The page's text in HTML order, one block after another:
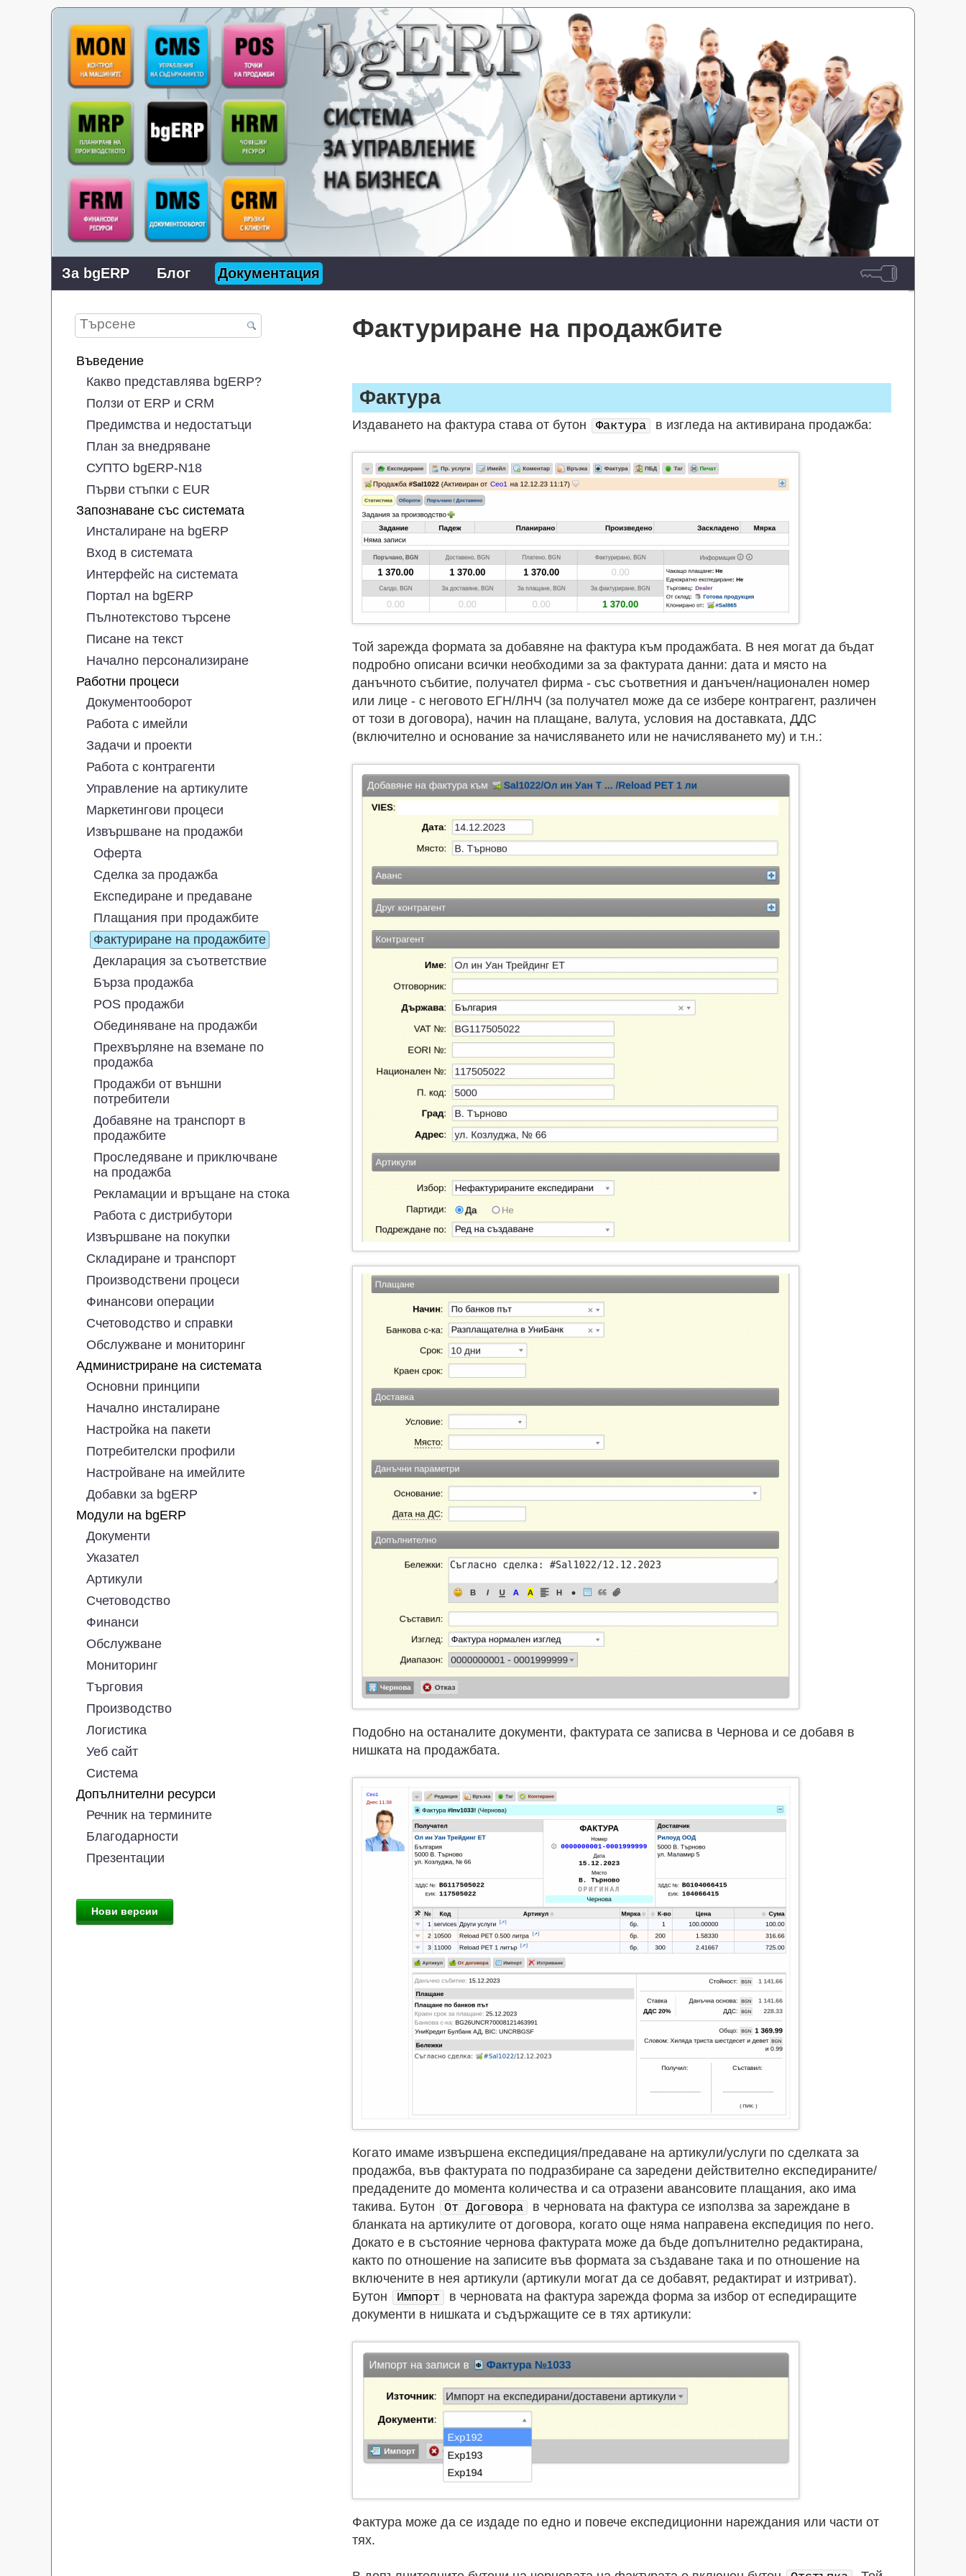
За bgERP Блог Документация
Въведение
Какво представлява bgERP?
Ползи от ERP и CRM
Предимства и недостатъци
План за внедряване
СУПТО bgERP-N18
Първи стъпки с EUR
Запознаване със системата
Инсталиране на bgERP
Вход в системата
Интерфейс на системата
Портал на bgERP
Пълнотекстово търсене
Писане на текст
Начално персонализиране
Работни процеси
Документооборот
Работа с имейли
Задачи и проекти
Работа с контрагенти
Управление на артикулите
Маркетингови процеси
Извършване на продажби
Оферта
Сделка за продажба
Експедиране и предаване
Плащания при продажбите
Фактуриране на продажбите
Декларация за съответствие
Бърза продажба
POS продажби
Обединяване на продажби
Прехвърляне на вземане по
продажба
Продажби от външни
потребители
Добавяне на транспорт в
продажбите
Проследяване и приключване
на продажба
Рекламации и връщане на стока
Работа с дистрибутори
Извършване на покупки
Складиране и транспорт
Производствени процеси
Финансови операции
Счетоводство и справки
Обслужване и мониторинг
Администриране на системата
Основни принципи
Начално инсталиране
Настройка на пакети
Потребителски профили
Настройване на имейлите
Добавки за bgERP
Модули на bgERP
Документи
Указател
Артикули
Счетоводство
Финанси
Обслужване
Мониторинг
Търговия
Производство
Логистика
Уеб сайт
Система
Допълнителни ресурси
Речник на термините
Благодарности
Презентации
Фактуриране на продажбите
Фактура
Издаването на фактура става от бутон Фактурa в изгледа на активирана продажба:
Той зарежда формата за добавяне на фактура към продажбата. В нея могат да бъдат
подробно описани всички необходими за за фактурата данни: дата и място на
данъчното събитие, получател фирма - със съответния и данъчен/национален номер
или лице - с неговото ЕГН/ЛНЧ (за получател може да се избере контрагент, различен
от този в договора), начин на плащане, валута, условия на доставката, ДДС
(включително и основание за начисляването или не начисляването му) и т.н.:
Подобно на останалите документи, фактурата се записва в Чернова и се добавя в
нишката на продажбата.
Когато имаме извършена експедиция/предаване на артикули/услуги по сделката за
продажба, във фактурата по подразбиране са заредени действително експедираните/
предадените до момента количества и са отразени авансовите плащания, ако има
такива. Бутон
От Договора
в черновата на фактура се използва за зареждане в
бланката на артикулите от договора, когато още няма направена експедиция по него.
Докато е в състояние чернова фактурата може да бъде допълнително редактирана,
както по отношение на записите във формата за създаване така и по отношение на
включените в нея артикули (артикули могат да се добавят, редактират и изтриват).
Бутон
Импорт
в черновата на фактура зарежда форма за избор от еспедиращите
документи в нишката и съдържащите се в тях артикули:
Фактура може да се издаде по едно и повече експедиционни нареждания или части от
тях.